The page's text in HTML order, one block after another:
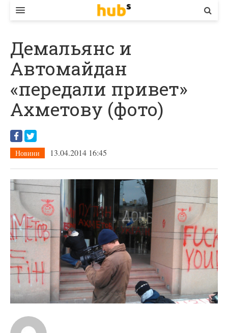
ЕКОНОМІКА
БІЗНЕС
СТАРТЕР
КОНТАКТИ
Демальянс и
Автомайдан
«передали привет»
Ахметову (фото)
Новини 13.04.2014 16:45